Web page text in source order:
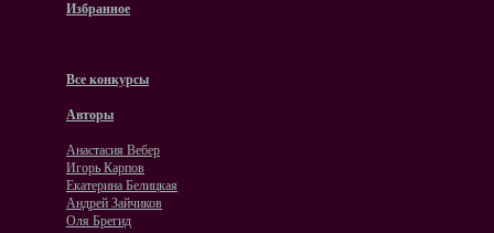
Избранное
Все конкурсы
Авторы
Анастасия Вебер
Игорь Карпов
Екатерина Белицкая
Андрей Зайчиков
Оля Брегид